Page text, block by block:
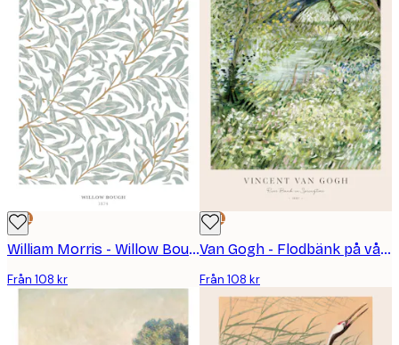
DEAL
William Morris - Willow Bough Poster
Från 108 kr
DEAL
Van Gogh - Flodbänk på våren Poster
Från 108 kr